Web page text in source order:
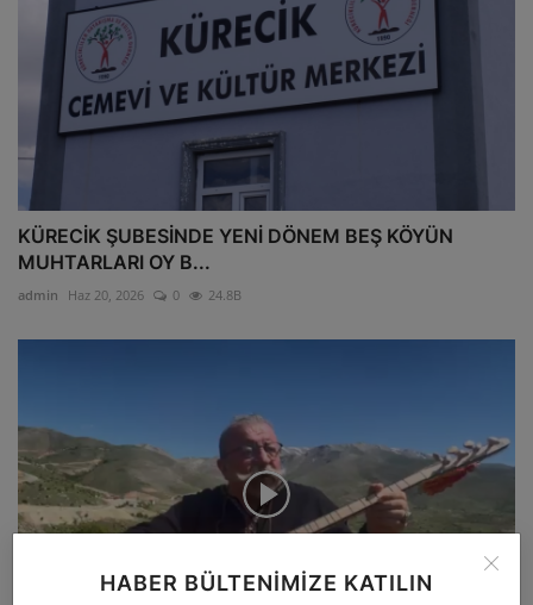
HABER BÜLTENIMIZE KATILIN
KÜRECİK ŞUBESİNDE YENİ DÖNEM BEŞ KÖYÜN
MUHTARLARI OY B...
admin Haz 20, 2026 0 24.8B